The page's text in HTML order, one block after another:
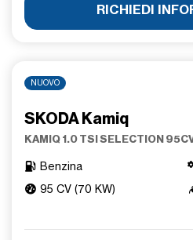
RICHIEDI
NUOVO
SKODA Kamiq
KAMIQ 1.0 TSI SELECTION
Benzina
95 CV (70 KW)